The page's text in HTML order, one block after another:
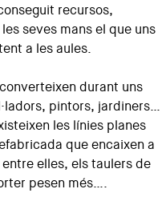
recursos,
seves mans el que uns
a les aules.
durant uns
pintors, jardiners…
les línies planes
que encaixen a
elles, els taulers de
pesen més….